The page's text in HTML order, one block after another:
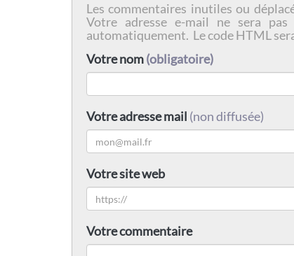
Les commentaires inutiles ou
Votre adresse e-mail ne sera
automatiquement. Le code HTML
Votre nom(obligatoire)
Votre adresse mail (non diffusée)
Votre site web
Votre commentaire